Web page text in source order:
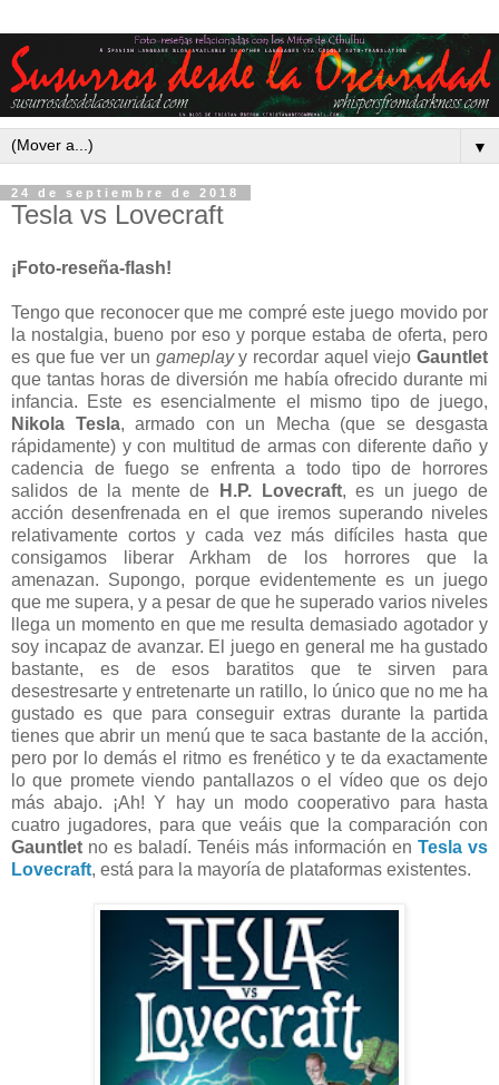
▼
24 de septiembre de 2018
Tesla vs Lovecraft
¡Foto-reseña-flash!
Tengo que reconocer que me compré este juego movido por
la nostalgia, bueno por eso y porque estaba de oferta, pero
es que fue ver un gameplayy recordar aquel viejo Gauntlet
que tantas horas de diversión me había ofrecido durante mi
infancia. Este es esencialmente el mismo tipo de juego,
Nikola Tesla, armado con un Mecha (que se desgasta
rápidamente) y con multitud de armas con diferente daño y
cadencia de fuego se enfrenta a todo tipo de horrores
salidos de la mente de
H.P. Lovecraft, es un juego de
acción desenfrenada en el que iremos superando niveles
relativamente cortos y cada vez más difíciles hasta que
consigamos liberar Arkham de los horrores que la
amenazan. Supongo, porque evidentemente es un juego
que me supera, y a pesar de que he superado varios niveles
llega un momento en que me resulta demasiado agotador y
soy incapaz de avanzar. El juego en general me ha gustado
bastante, es de esos baratitos que te sirven para
desestresarte y entretenarte un ratillo, lo único que no me ha
gustado es que para conseguir extras durante la partida
tienes que abrir un menú que te saca bastante de la acción,
pero por lo demás el ritmo es frenético y te da exactamente
lo que promete viendo pantallazos o el vídeo que os dejo
más abajo. ¡Ah! Y hay un modo cooperativo para hasta
cuatro jugadores, para que veáis que la comparación con
Gauntlet no es baladí. Tenéis más información en Tesla vs
Lovecraft, está para la mayoría de plataformas existentes.